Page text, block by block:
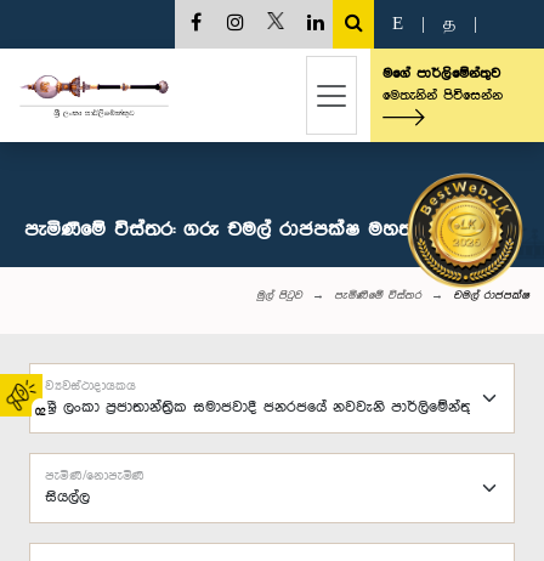
02
E த
මගේ පාර්ලිමේන්තුව
මෙතැනින් පිවිසෙන්න
පැමිණීමේ විස්තර: ගරු චමල් රාජපක්ෂ මහතා, පා.ම.
මුල් පිටුව පැමිණීමේ විස්තර චමල් රාජපක්ෂ
ව්‍යවස්ථාදායකය
පැමිණි/නොපැමිණි